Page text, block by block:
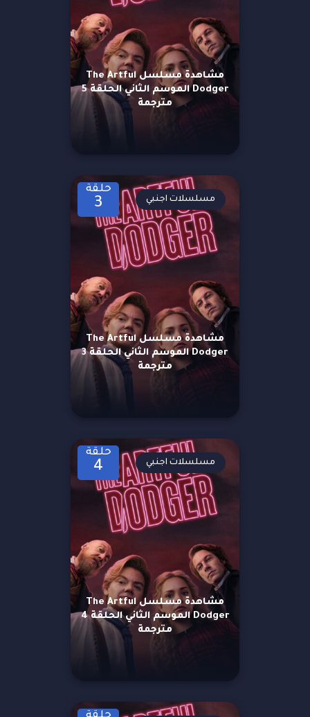
مشاهدة مسلسل The Artful
Dodger الموسم الثاني الحلقة 5
مترجمة
حلقة
3
مشاهدة مسلسل The Artful
Dodger الموسم الثاني الحلقة 3
مترجمة
مسلسلات اجنبي
حلقة
4
مشاهدة مسلسل The Artful
Dodger الموسم الثاني الحلقة 4
مترجمة
مسلسلات اجنبي